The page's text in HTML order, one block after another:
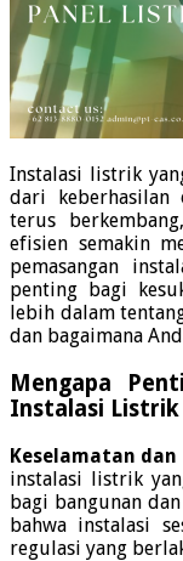
Instalasi listrik
dari keberhasilan
terus
efisien semakin
pemasangan
penting bagi
lebih dalam
dan bagaimana
Mengapa
Instalasi Listrik
Keselamatan
instalasi listrik
bagi bangunan
bahwa instalasi
regulasi yang